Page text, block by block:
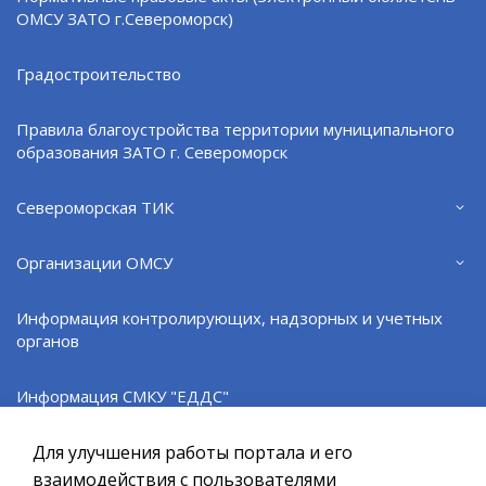
ОМСУ ЗАТО г.Североморск)
Градостроительство
Правила благоустройства территории муниципального
образования ЗАТО г. Североморск
Североморская ТИК
Организации ОМСУ
Информация контролирующих, надзорных и учетных
органов
Информация СМКУ "ЕДДС"
Информационные ресурсы
а также перечень маршрутов перевозчиков,
участвующих в акции, доступны на сайте
«Привет!».
Поделиться: VK
Официальный сайт ОМСУ муниципального
образования ЗАТО г.Североморск
При полном или частичном использовании материалов ссылка
на ресурс обязательна.
Для улучшения работы портала и его
взаимодействия с пользователями